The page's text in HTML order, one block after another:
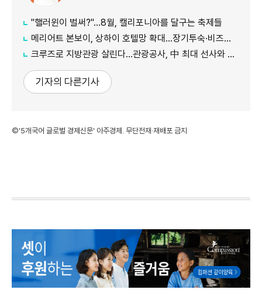
"핼러윈이 벌써?"…8월, 캘리포니아를 달구는 축제들
메리어트 본보이, 상하이 호텔망 확대…장기투숙·비즈니스 수요 공략
크루즈로 지방관광 살린다…관광공사, 中 최대 선사와 맞손
기자의 다른기사
©'5개국어 글로벌 경제신문' 아주경제. 무단전재·재배포 금지